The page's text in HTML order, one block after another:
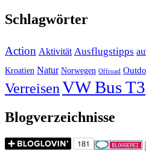
Schlagwörter
Action Aktivität Ausflugstipps
Kroatien Natur Norwegen Offroad
VerreisenVW Bus T3
Blogverzeichnisse